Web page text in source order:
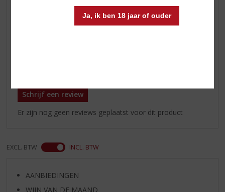
Ja, ik ben 18 jaar of ouder
tropisch zacht fruit en rijpe appel.
Schrijf een review
Er zijn nog geen reviews geplaatst voor dit product
EXCL. BTW INCL. BTW
AANBIEDINGEN
WIJN VAN DE MAAND